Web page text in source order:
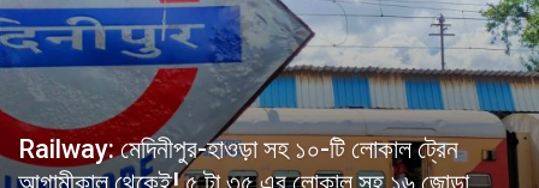
Railway: মেদিনীপুর-হাওড়া সহ ১০-টি লোকাল ট্রেন